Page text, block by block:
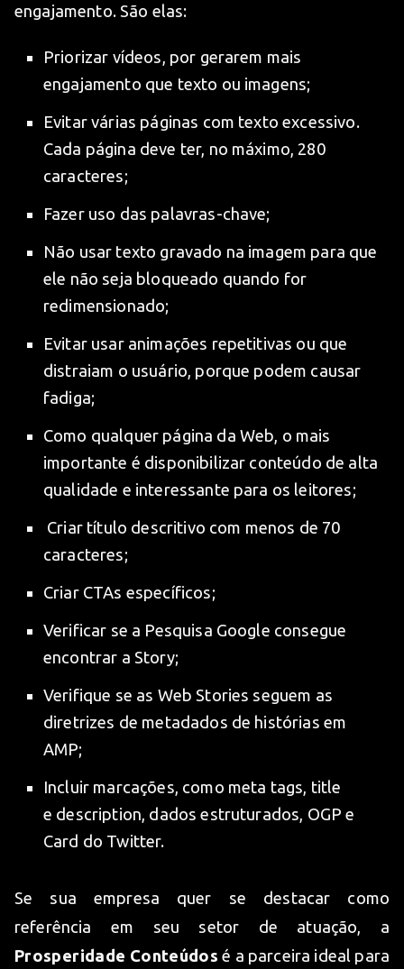
engajamento. São elas:
Priorizar vídeos, por gerarem mais
engajamento que texto ou imagens;
Evitar várias páginas com texto excessivo.
Cada página deve ter, no máximo, 280
caracteres;
Fazer uso das palavras-chave;
Não usar texto gravado na imagem para que
ele não seja bloqueado quando for
redimensionado;
Evitar usar animações repetitivas ou que
distraiam o usuário, porque podem causar
fadiga;
Como qualquer página da Web, o mais
importante é disponibilizar conteúdo de alta
qualidade e interessante para os leitores;
Criar título descritivo com menos de 70
caracteres;
Criar CTAs específicos;
Verificar se a Pesquisa Google consegue
encontrar a Story;
Verifique se as Web Stories seguem as
diretrizes de metadados de histórias em
AMP;
Incluir marcações, como meta tags, title
e description, dados estruturados, OGP e
Card do Twitter.
Se sua empresa quer se destacar como
referência em seu setor de atuação, a
Prosperidade Conteúdos é a parceira ideal para